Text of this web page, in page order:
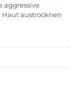
aggressive
austrocknen